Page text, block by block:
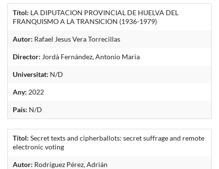
Títol: LA DIPUTACION PROVINCIAL DE HUELVA DEL
FRANQUISMO A LA TRANSICION (1936-1979)
Autor: Rafael Jesus Vera Torrecillas
Director: Jordà Fernández, Antonio Maria
Universitat: N/D
Any: 2022
País: N/D
Títol: Secret texts and cipherballots: secret suffrage and remote
electronic voting
Autor: Rodríguez Pérez, Adrián